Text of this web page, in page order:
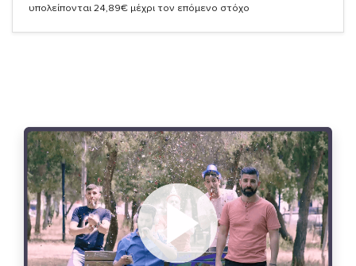
υπολείπονται 24,89€ μέχρι τον επόμενο στόχο